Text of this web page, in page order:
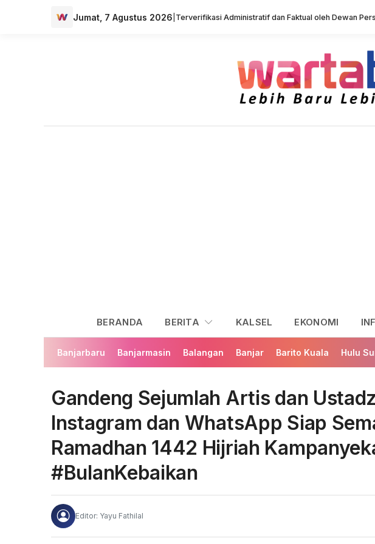
Jumat, 7 Agustus 2026 Terverifikasi Administratif dan Faktual oleh Dewan Pers
BERANDA BERITA KALSEL EKONOMI
Banjarbaru Banjarmasin Balangan Banjar Barito Kuala Hulu
Gandeng Sejumlah Artis dan
Instagram dan WhatsApp Siap
Ramadhan 1442 Hijriah
#BulanKebaikan
Editor: Yayu Fathilal